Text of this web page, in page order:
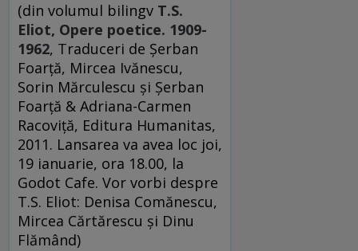
(din volumul bilingv T.S.
Eliot, Opere poetice. 1909-
1962, Traduceri de Şerban
Foarţă, Mircea Ivănescu,
Sorin Mărculescu şi Şerban
Foarţă & Adriana-Carmen
Racoviţă, Editura Humanitas,
2011. Lansarea va avea loc joi,
19 ianuarie, ora 18.00, la
Godot Cafe. Vor vorbi despre
T.S. Eliot: Denisa Comănescu,
Mircea Cărtărescu şi Dinu
Flămând)